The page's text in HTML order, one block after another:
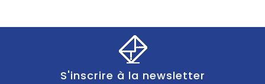
S'inscrire à la newsletter